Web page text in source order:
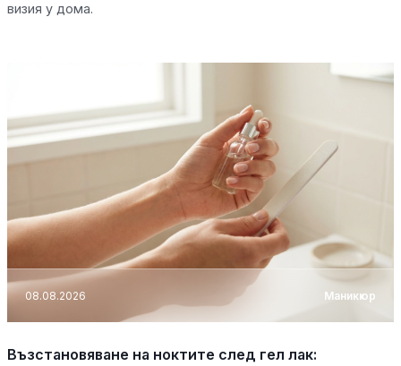
визия у дома.
08.08.2026 Маникюр
Възстановяване на ноктите след гел лак: